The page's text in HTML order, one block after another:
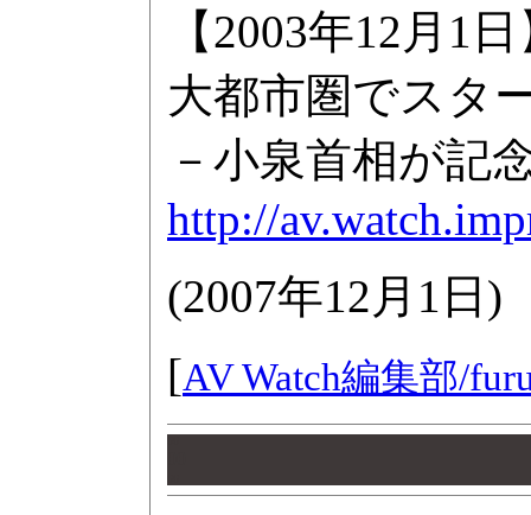
【2003年12月1
大都市圏でスタ
－小泉首相が記
http://
(2007年12月1日 )
[AV Watch編集部/